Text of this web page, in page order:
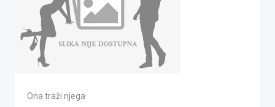
Ona traži njega